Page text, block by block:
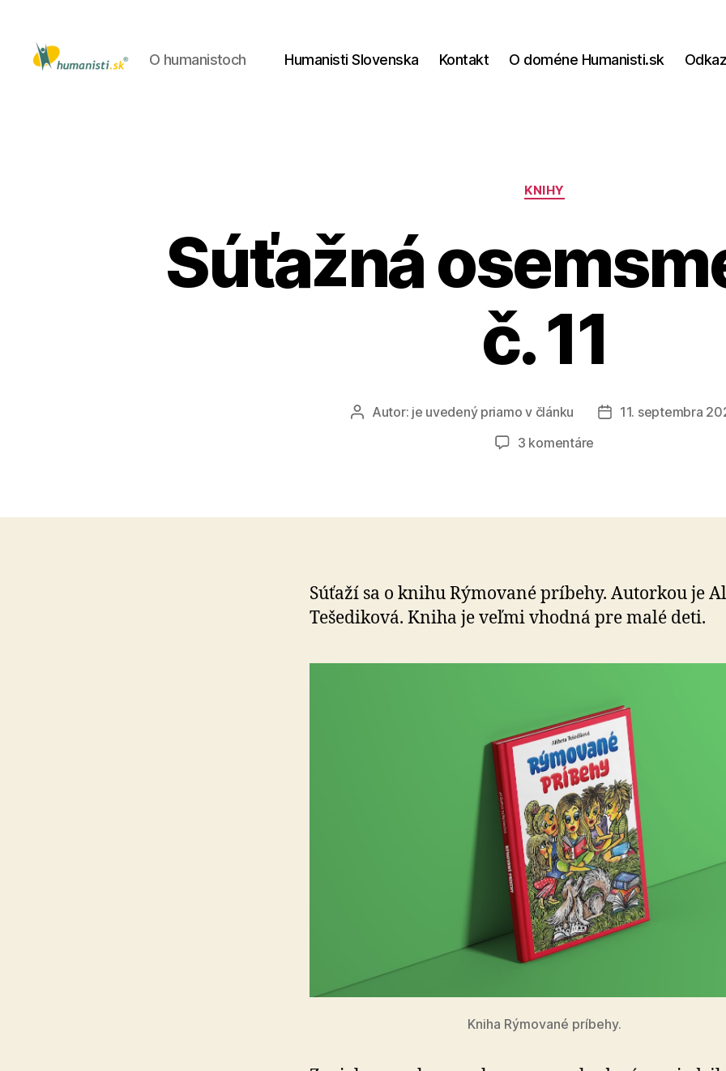
O humanistoch Humanisti Slovenska Kontakt O doméne Humanisti.sk
Kategórie
KNIHY
Súťažná
č. 11
AutorAutor: je uvedený priamo v článku
Dátum
11. septembra
3 komentáre
11
Súťaží sa o knihu Rýmované príbehy. Autorkou je
Tešediková. Kniha je veľmi vhodná pre malé deti.
Kniha Rýmované príbehy.